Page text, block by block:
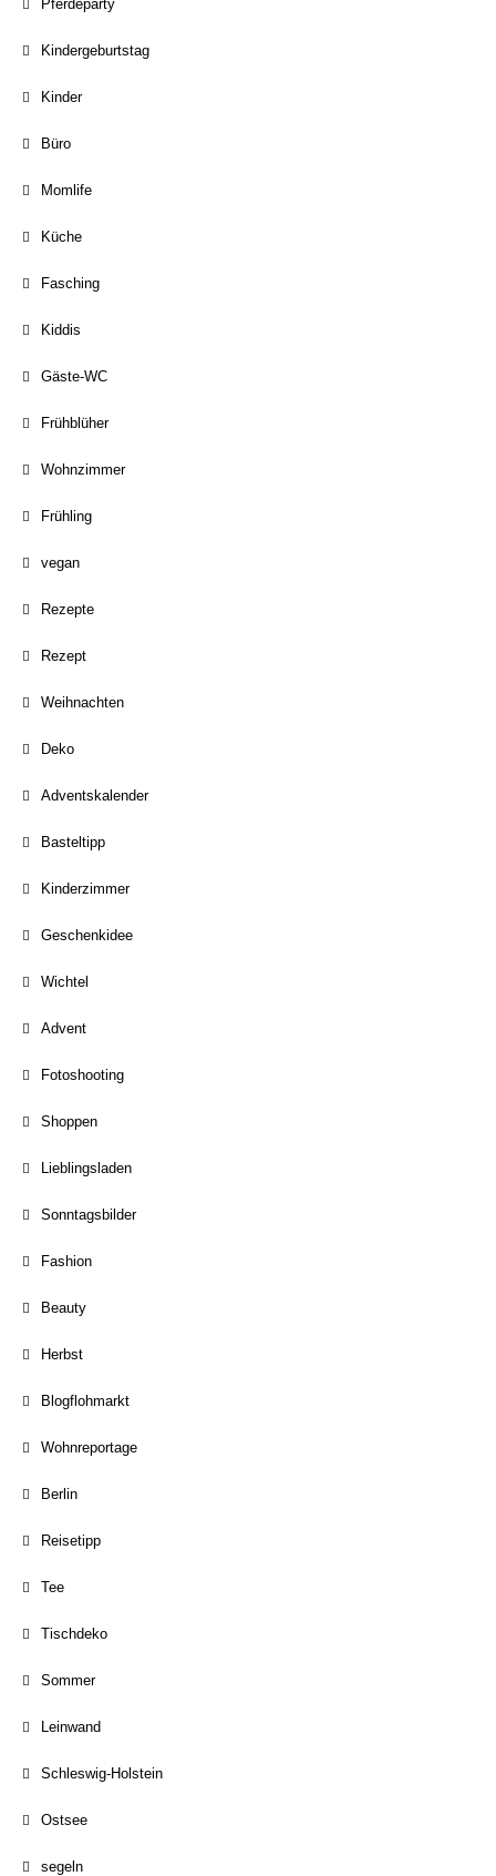
Pferdeparty
Kindergeburtstag
Kinder
Büro
Momlife
Küche
Fasching
Kiddis
Gäste-WC
Frühblüher
Wohnzimmer
Frühling
vegan
Rezepte
Rezept
Weihnachten
Deko
Adventskalender
Basteltipp
Kinderzimmer
Geschenkidee
Wichtel
Advent
Fotoshooting
Shoppen
Lieblingsladen
Sonntagsbilder
Fashion
Beauty
Herbst
Blogflohmarkt
Wohnreportage
Berlin
Reisetipp
Tee
Tischdeko
Sommer
Leinwand
Schleswig-Holstein
Ostsee
segeln